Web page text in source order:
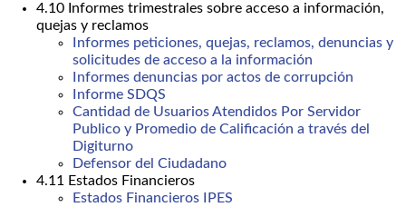
4.10 Informes trimestrales sobre acceso a información,
quejas y reclamos
Informes peticiones, quejas, reclamos, denuncias y
solicitudes de acceso a la información
Informes denuncias por actos de corrupción
Informe SDQS
Cantidad de Usuarios Atendidos Por Servidor
Publico y Promedio de Calificación a través del
Digiturno
Defensor del Ciudadano
4.11 Estados Financieros
Estados Financieros IPES